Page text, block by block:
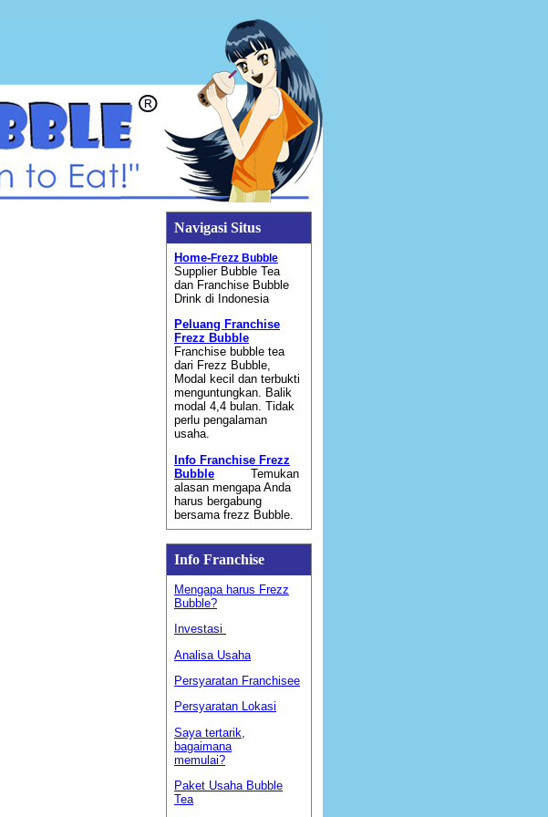
Navigasi Situs
Home-Frezz Bubble
Supplier Bubble Tea
dan Franchise Bubble
Drink di Indonesia
Peluang Franchise
Frezz Bubble
Franchise bubble tea
dari Frezz Bubble,
Modal kecil dan terbukti
menguntungkan. Balik
modal 4,4 bulan. Tidak
perlu pengalaman
usaha.
Info Franchise Frezz
Bubble Temukan
alasan mengapa Anda
harus bergabung
bersama frezz Bubble.
Info Franchise
Mengapa harus Frezz
Bubble?
Investasi
Analisa Usaha
Persyaratan Franchisee
Persyaratan Lokasi
Saya tertarik,
bagaimana
memulai?
Paket Usaha Bubble
Tea